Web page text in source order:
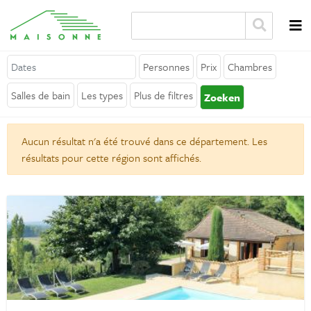
Personnes Prix
Chambres
Salles de bain
Les types Plus de filtres Zoeken
Aucun résultat n'a été trouvé dans ce département. Les
résultats pour cette région sont affichés.
A propos de Maisonne
Pourquoi Maisonne ?
Affiliation
Carrières
Louer votre location de vacances
Contact
Général